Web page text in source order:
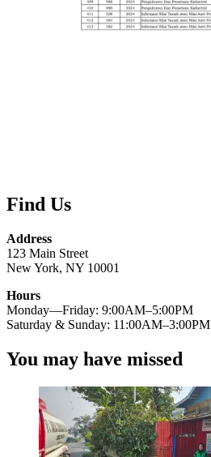
Find Us
Address
123 Main Street
New York, NY 10001
Hours
Monday—Friday: 9:00AM–5:00PM
Saturday & Sunday: 11:00AM–3:00PM
You may have missed